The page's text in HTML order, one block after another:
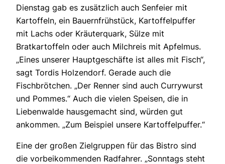
Dienstag gab es zusätzlich auch Senfeier mit
Kartoffeln, ein Bauernfrühstück, Kartoffelpuffer
mit Lachs oder Kräuterquark, Sülze mit
Bratkartoffeln oder auch Milchreis mit Apfelmus.
„Eines unserer Hauptgeschäfte ist alles mit Fisch“,
sagt Tordis Holzendorf. Gerade auch die
Fischbrötchen. „Der Renner sind auch Currywurst
und Pommes.“ Auch die vielen Speisen, die in
Liebenwalde hausgemacht sind, würden gut
ankommen. „Zum Beispiel unsere Kartoffelpuffer.“
Eine der großen Zielgruppen für das Bistro sind
die vorbeikommenden Radfahrer. „Sonntags steht